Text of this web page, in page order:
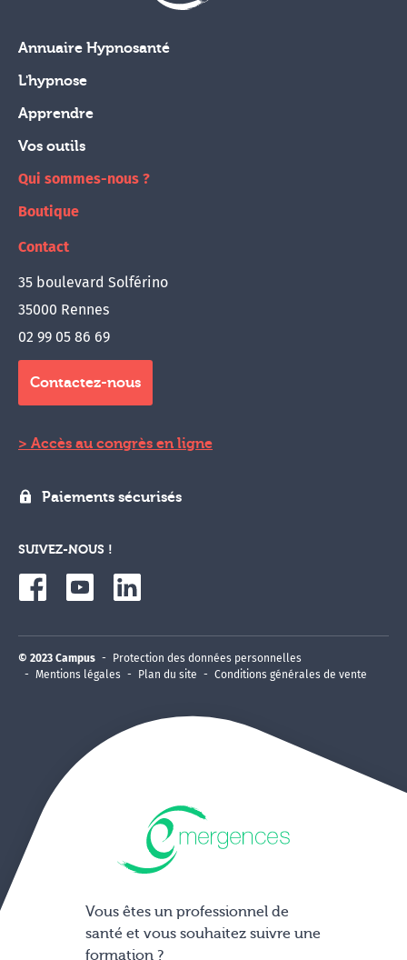
Annuaire Hypnosanté
L'hypnose
Apprendre
Vos outils
Qui sommes-nous ?
Boutique
Contact
35 boulevard Solférino
35000 Rennes
02 99 05 86 69
Contactez-nous
Accès au congrès en ligne
Paiements sécurisés
SUIVEZ-NOUS !
© 2023 Campus
Protection des données personnelles
Mentions légales
Plan du site Conditions générales de vente
Vous êtes un professionnel de
santé et vous souhaitez suivre une
formation ?